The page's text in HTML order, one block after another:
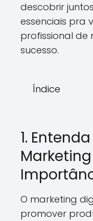
descobrir
essenciais pra
profissional de
sucesso.
Índice
1.
O marketing
promover